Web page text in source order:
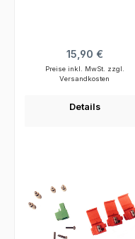
Regulärer Preis:
15,90 €
Preise inkl. MwSt. zzgl.
Versandkosten
Details